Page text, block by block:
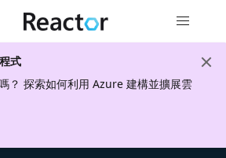
式
？ 探索如何利用 Azure 建構並擴展雲